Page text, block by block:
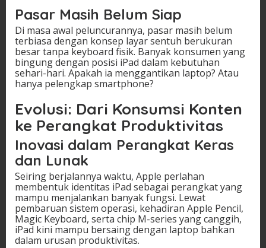
Pasar Masih Belum Siap
Di masa awal peluncurannya, pasar masih belum
terbiasa dengan konsep layar sentuh berukuran
besar tanpa keyboard fisik. Banyak konsumen yang
bingung dengan posisi iPad dalam kebutuhan
sehari-hari. Apakah ia menggantikan laptop? Atau
hanya pelengkap smartphone?
Evolusi: Dari Konsumsi Konten
ke Perangkat Produktivitas
Inovasi dalam Perangkat Keras
dan Lunak
Seiring berjalannya waktu, Apple perlahan
membentuk identitas iPad sebagai perangkat yang
mampu menjalankan banyak fungsi. Lewat
pembaruan sistem operasi, kehadiran Apple Pencil,
Magic Keyboard, serta chip M-series yang canggih,
iPad kini mampu bersaing dengan laptop bahkan
dalam urusan produktivitas.